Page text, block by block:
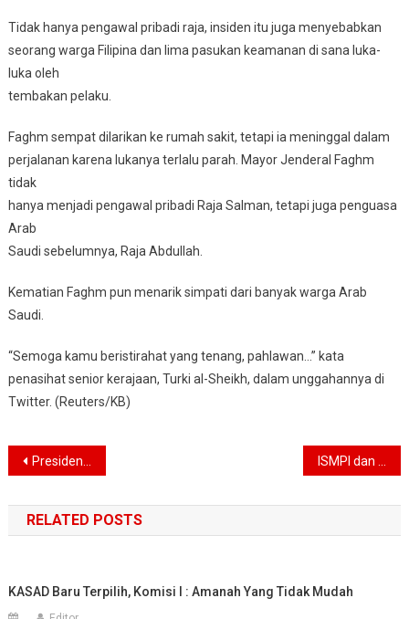
Tidak hanya pengawal pribadi raja, insiden itu juga menyebabkan
seorang warga Filipina dan lima pasukan keamanan di sana luka-
luka oleh
tembakan pelaku.
Faghm sempat dilarikan ke rumah sakit, tetapi ia meninggal dalam
perjalanan karena lukanya terlalu parah. Mayor Jenderal Faghm
tidak
hanya menjadi pengawal pribadi Raja Salman, tetapi juga penguasa
Arab
Saudi sebelumnya, Raja Abdullah.
Kematian Faghm pun menarik simpati dari banyak warga Arab
Saudi.
“Semoga kamu beristirahat yang tenang, pahlawan…” kata
penasihat senior kerajaan, Turki al-Sheikh, dalam unggahannya di
Twitter. (Reuters/KB)
Navigasi
pos
Presiden Palestina : Jika Israel caplok wilayah pendudukan, semua kesepakatan mati
RELATED POSTS
KASAD Baru Terpilih, Komisi I : Amanah Yang Tidak Mudah